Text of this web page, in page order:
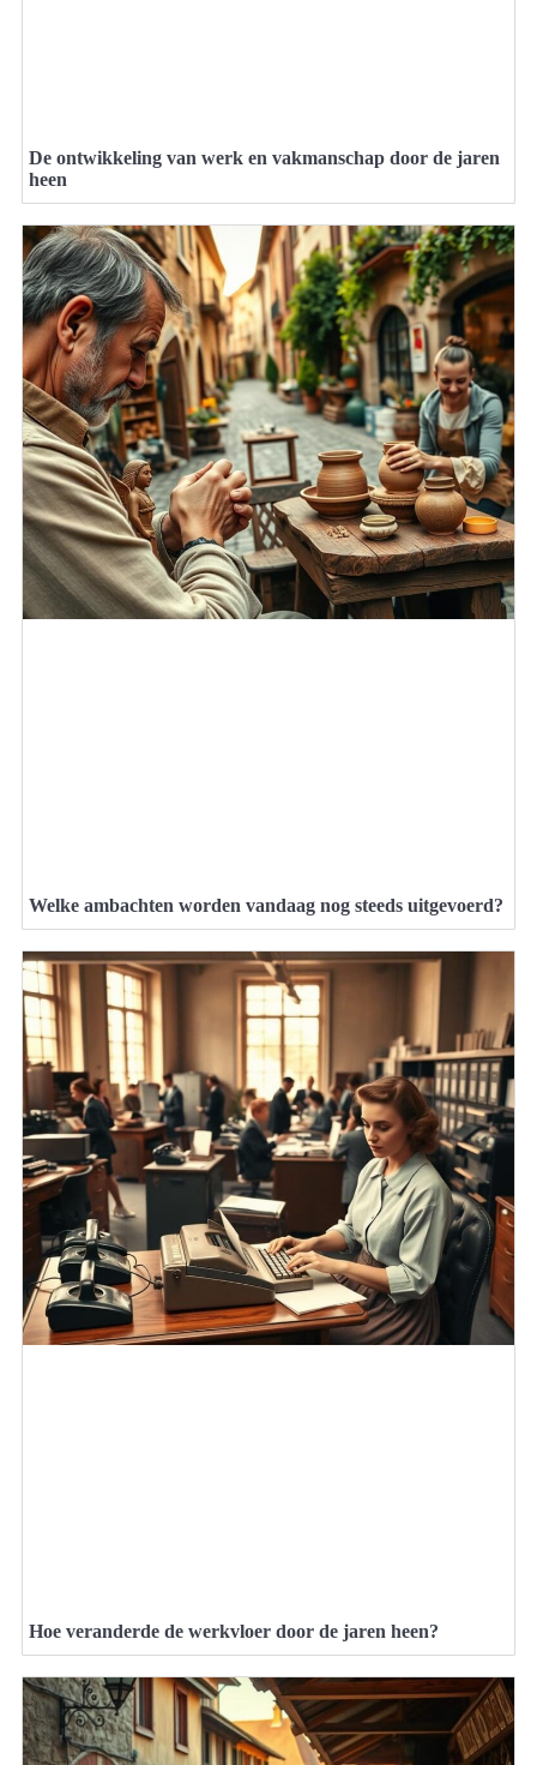
De ontwikkeling van werk en vakmanschap door de jaren
heen
Welke ambachten worden vandaag nog steeds uitgevoerd?
Hoe veranderde de werkvloer door de jaren heen?